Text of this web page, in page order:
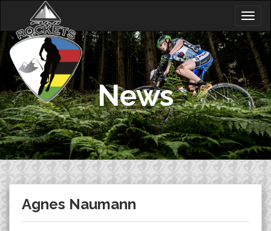
content
News
Agnes Naumann